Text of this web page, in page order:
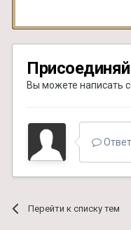
Вы можете написать
Перейти к списку тем